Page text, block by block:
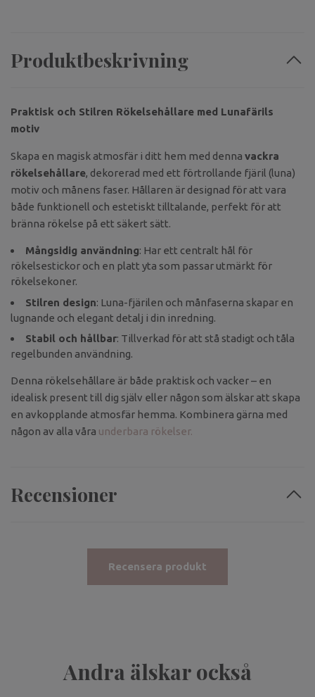
Produktbeskrivning
Praktisk och Stilren Rökelsehållare med Lunafärils
motiv
Skapa en magisk atmosfär i ditt hem med denna vackra
rökelsehållare, dekorerad med ett förtrollande fjäril (luna)
motiv och månens faser. Hållaren är designad för att vara
både funktionell och estetiskt tilltalande, perfekt för att
bränna rökelse på ett säkert sätt.
Mångsidig användning: Har ett centralt hål för
rökelsestickor och en platt yta som passar utmärkt för
rökelsekoner.
Stilren design: Luna-fjärilen och månfaserna skapar en
lugnande och elegant detalj i din inredning.
Stabil och hållbar: Tillverkad för att stå stadigt och tåla
regelbunden användning.
Denna rökelsehållare är både praktisk och vacker – en
idealisk present till dig själv eller någon som älskar att skapa
en avkopplande atmosfär hemma. Kombinera gärna med
någon av alla våra underbara rökelser.
Recensioner
Recensera produkt
Andra älskar också